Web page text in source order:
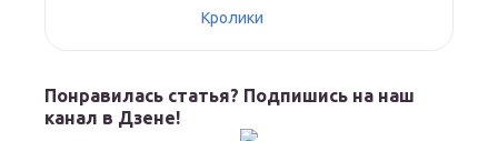
Кролики
Понравилась статья? Подпишись на наш
канал в Дзене!